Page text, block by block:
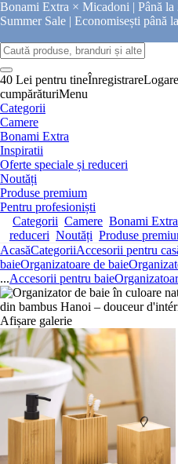
Bonami Extra × Micadoni | Până
Summer Sale | Economisești până
40 Lei pentru tineÎnregistrareLogare
cumpărăturiMenu
Categorii
Camere
Bonami Extra
Inspiratii
Oferte speciale și reduceri
Noutăți
Produse premium
Pentru profesioniști
Categorii Camere Bonami Extra
reduceri Noutăți Produse
AcasăCategoriiAccesorii pentru
baieOrganizatoare de baie
...Accesorii pentru baie
Afișare galerie